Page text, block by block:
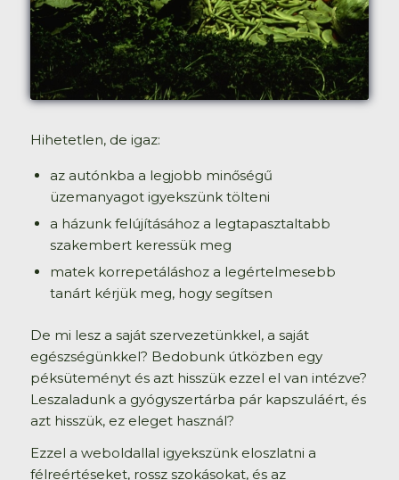
Hihetetlen, de igaz:
az autónkba a legjobb minőségű
üzemanyagot igyekszünk tölteni
a házunk felújításához a legtapasztaltabb
szakembert keressük meg
matek korrepetáláshoz a legértelmesebb
tanárt kérjük meg, hogy segítsen
De mi lesz a saját szervezetünkkel, a saját
egészségünkkel? Bedobunk útközben egy
péksüteményt és azt hisszük ezzel el van intézve?
Leszaladunk a gyógyszertárba pár kapszuláért, és
azt hisszük, ez eleget használ?
Ezzel a weboldallal igyekszünk eloszlatni a
félreértéseket, rossz szokásokat, és az